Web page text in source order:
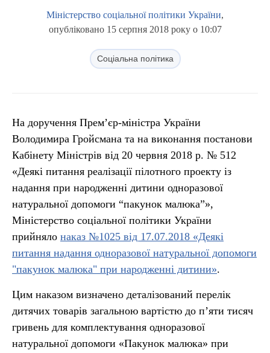
Міністерство соціальної політики України,
опубліковано 15 серпня 2018 року о 10:07
Соціальна політика
На доручення Прем’єр-міністра України
Володимира Гройсмана та на виконання постанови
Кабінету Міністрів від 20 червня 2018 р. № 512
«Деякі питання реалізації пілотного проекту із
надання при народженні дитини одноразової
натуральної допомоги “пакунок малюка”»,
Міністерство соціальної політики України
прийняло наказ №1025 від 17.07.2018 «Деякі
питання надання одноразової натуральної допомоги
"пакунок малюка" при народженні дитини».
Цим наказом визначено деталізований перелік
дитячих товарів загальною вартістю до п’яти тисяч
гривень для комплектування одноразової
натуральної допомоги «Пакунок малюка» при